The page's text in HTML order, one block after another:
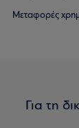
Μεταφορές
Για τη